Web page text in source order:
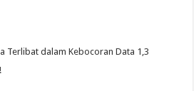
Terlibat dalam Kebocoran Data 1,3